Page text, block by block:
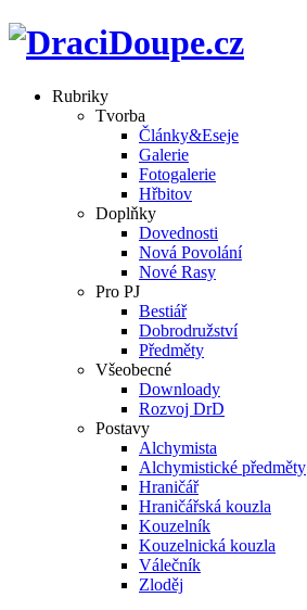
Rubriky
Tvorba
Články&Eseje
Galerie
Fotogalerie
Hřbitov
Doplňky
Dovednosti
Nová Povolání
Nové Rasy
Pro PJ
Bestiář
Dobrodružství
Předměty
Všeobecné
Downloady
Rozvoj DrD
Postavy
Alchymista
Alchymistické předměty
Hraničář
Hraničářská kouzla
Kouzelník
Kouzelnická kouzla
Válečník
Zloděj